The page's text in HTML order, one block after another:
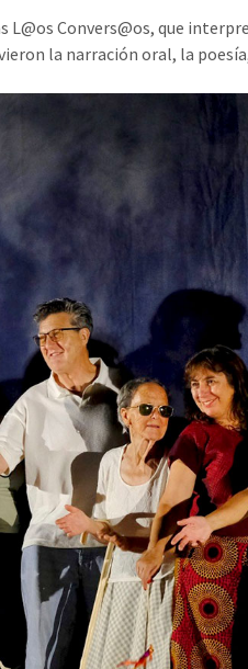
L@os Convers@os, que
la narración oral, la